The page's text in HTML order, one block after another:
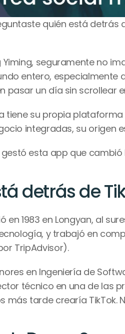
quién está detrás
Yiming, seguramente no
entero, especialmente
pasar un día sin scrollear
tiene su propia
integradas, su origen
esta app que cambió
detrás de
en 1983 en Longyan, al
y trabajó en
TripAdvisor).
en Ingeniería de
más tarde crearía TikTok.